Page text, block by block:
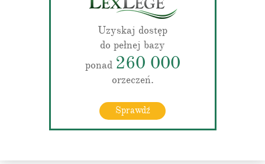
Uzyskaj dostęp
do pełnej bazy
ponad 260 000
orzeczeń.
Sprawdź